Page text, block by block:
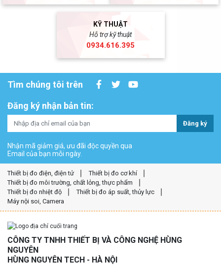
KỸ THUẬT
Hỗ trợ kỹ thuật
0934.616.395
Tìm chúng tôi trên
Đăng ký nhận bản tin:
Đăng ký
Nhận mã giảm giá, ưu đãi độc quyền qua
Email của bạn mỗi ngày.
Thiết bị đo điện, điện tử
Thiết bị đo cơ khí
Thiết bị đo môi trường, chất lỏng, thực phẩm
Thiết bị đo nhiệt độ
Thiết bị đo áp suất, thủy lực
Máy nội soi, Camera
CÔNG TY TNHH THIẾT BỊ VÀ CÔNG NGHỆ HÙNG
NGUYÊN
HÙNG NGUYÊN TECH - HÀ NỘI